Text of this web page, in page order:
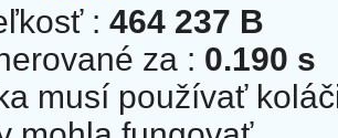
:464 237 B
za : 0.190 s
musí používať